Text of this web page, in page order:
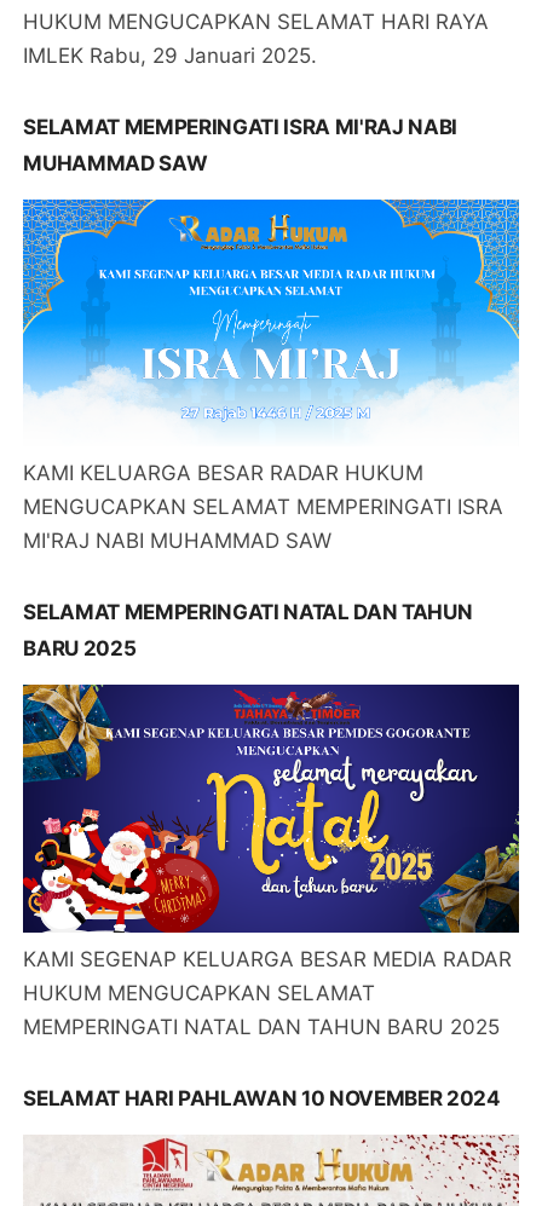
HUKUM MENGUCAPKAN SELAMAT HARI RAYA
IMLEK Rabu, 29 Januari 2025.
SELAMAT MEMPERINGATI ISRA MI'RAJ NABI
MUHAMMAD SAW
KAMI KELUARGA BESAR RADAR HUKUM
MENGUCAPKAN SELAMAT MEMPERINGATI ISRA
MI'RAJ NABI MUHAMMAD SAW
SELAMAT MEMPERINGATI NATAL DAN TAHUN
BARU 2025
KAMI SEGENAP KELUARGA BESAR MEDIA RADAR
HUKUM MENGUCAPKAN SELAMAT
MEMPERINGATI NATAL DAN TAHUN BARU 2025
SELAMAT HARI PAHLAWAN 10 NOVEMBER 2024